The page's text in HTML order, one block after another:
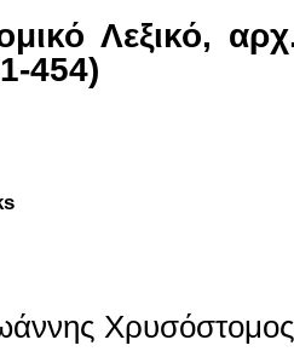
Λεξικό,
454)
Χρυσόστομος